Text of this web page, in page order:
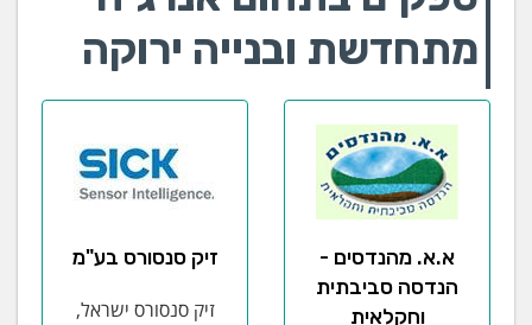
מתחדשת ובנייה ירוקה
א.א. מהנדסים -
הנדסה סביבתית
וחקלאית
זיק סנסורס בע"מ
זיק סנסורס ישראל,